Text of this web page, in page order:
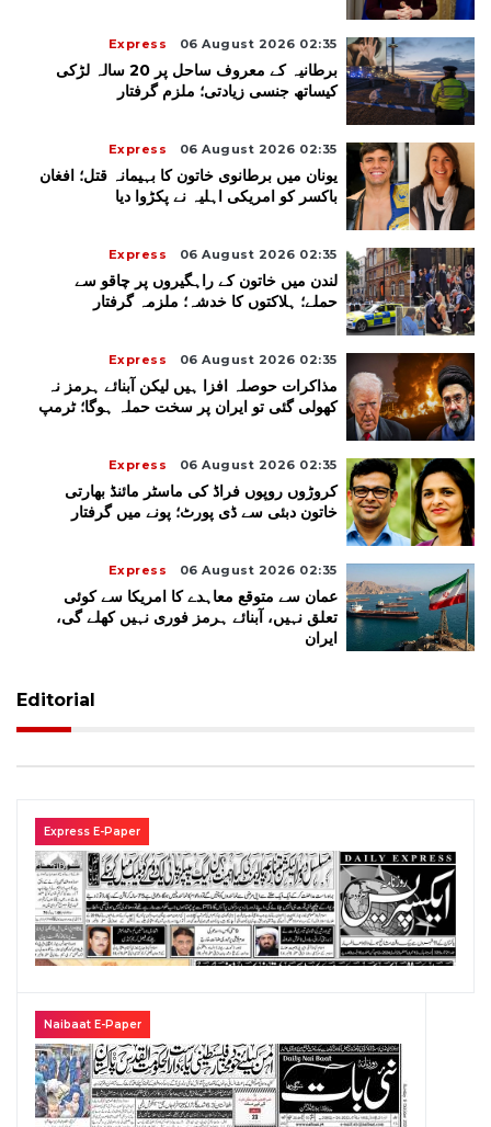
Express 06 August 2026 02:35
برطانیہ کے معروف ساحل پر 20 سالہ لڑکی
کیساتھ جنسی زیادتی؛ ملزم گرفتار
Express 06 August 2026 02:35
یونان میں برطانوی خاتون کا بہیمانہ قتل؛ افغان
باکسر کو امریکی اہلیہ نے پکڑوا دیا
Express 06 August 2026 02:35
لندن میں خاتون کے راہگیروں پر چاقو سے
حملے؛ ہلاکتوں کا خدشہ؛ ملزمہ گرفتار
Express 06 August 2026 02:35
مذاکرات حوصلہ افزا ہیں لیکن آبنائے ہرمز نہ
کھولی گئی تو ایران پر سخت حملہ ہوگا؛ ٹرمپ
Express 06 August 2026 02:35
کروڑوں روپوں فراڈ کی ماسٹر مائنڈ بھارتی
خاتون دبئی سے ڈی پورٹ؛ پونے میں گرفتار
Express 06 August 2026 02:35
عمان سے متوقع معاہدے کا امریکا سے کوئی
تعلق نہیں، آبنائے ہرمز فوری نہیں کھلے گی،
ایران
Editorial
Express E-Paper
Naibaat E-Paper